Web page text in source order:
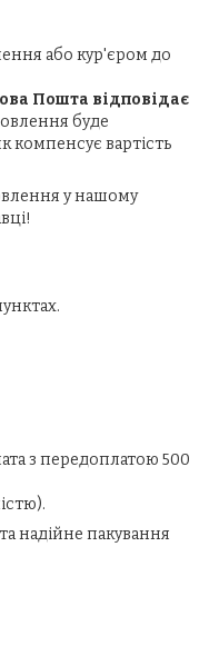
або кур'єром до
Пошта відповідає
буде
компенсує вартість
у нашому
з передоплатою 500
надійне пакування